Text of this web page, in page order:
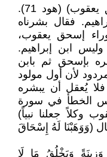
(فبشرناه بإسحق ومن وراء إسحق يعقوب) (هود 71).
فقال بشرناه
إسحق يعقوب،
ابن إبراهيم.
بإسحق ثم بابن
لأن أول مولود
يُعقل أن يبشره
الخطأ في سورة
وكلاً جعلنا نبياً)
(وَوَهَبْنَا لَهُ إِسْحَاقَ
وَزِينَةً وَيَخْلُقُ مَا لَا